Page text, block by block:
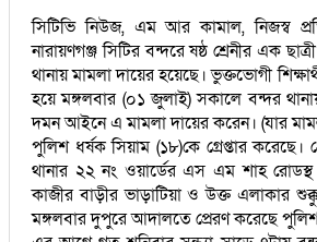
তথ্য ও প্রযুক্তি বিচিত্র সংবাদ
সিটিভি নিউজ, এম আর কামাল, নিজস্ব
নারায়ণগঞ্জ সিটির বন্দরে ষষ্ঠ শ্রেনীর এক
থানায় মামলা দায়ের হয়েছে। ভুক্তভোগী
হয়ে মঙ্গলবার (০১ জুলাই) সকালে বন্দর
দমন আইনে এ মামলা দায়ের করেন। (যার
পুলিশ ধর্ষক সিয়াম (১৮)কে গ্রেপ্তার করেছে।
থানার ২২ নং ওয়ার্ডের এস এম শাহ রোডস্থ
কাজীর বাড়ীর ভাড়াটিয়া ও উক্ত এলাকার
মঙ্গলবার দুপুরে আদালতে প্রেরণ করেছে